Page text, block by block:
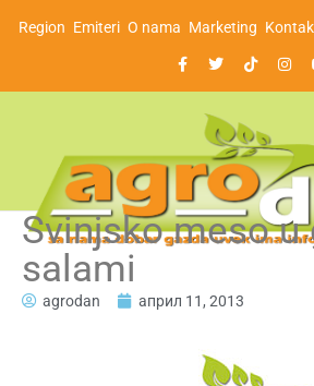
Region Emiteri O nama Marketing
Svinjsko meso u
salami
agrodan април 11, 2013